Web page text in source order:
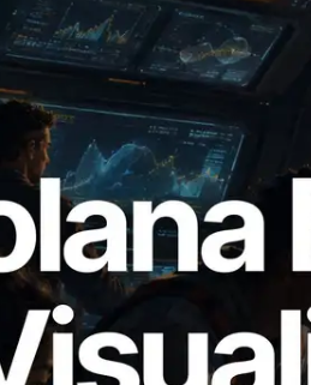
เปิดตัว Solana Block
วลาการผลิตบล็อก